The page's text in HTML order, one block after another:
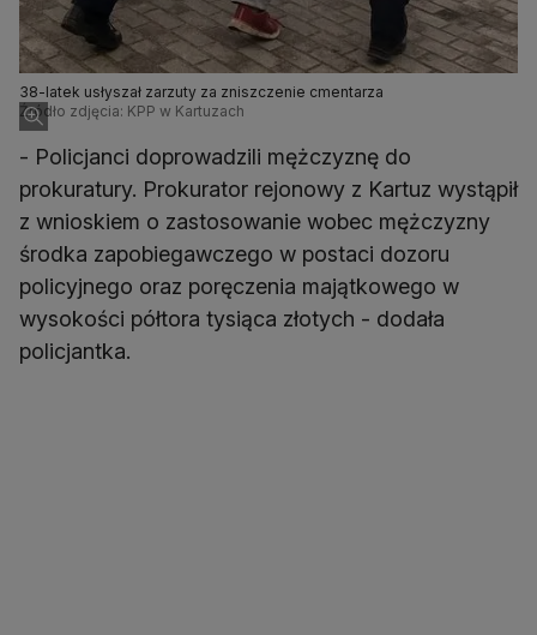
38-latek usłyszał zarzuty za zniszczenie cmentarza
Źródło zdjęcia: KPP w Kartuzach
- Policjanci doprowadzili mężczyznę do
prokuratury. Prokurator rejonowy z Kartuz wystąpił
z wnioskiem o zastosowanie wobec mężczyzny
środka zapobiegawczego w postaci dozoru
policyjnego oraz poręczenia majątkowego w
wysokości półtora tysiąca złotych - dodała
policjantka.